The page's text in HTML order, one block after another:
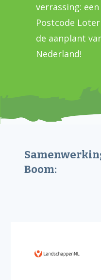
verrassing:
Postcode
de aanplant
Nederland!
Boom: